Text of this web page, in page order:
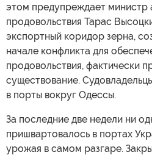
этом предупреждает министр
продовольствия Тарас
экспортный коридор зерна,
начале конфликта для
продовольствия, фактически
существование.
в порты вокруг Одессы.
За последние две недели ни
пришвартовалось в портах
урожая в самом разгаре.